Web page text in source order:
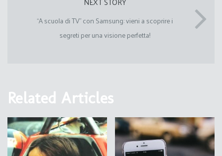
“A scuola di TV” con Samsung: vieni a scoprire i
segreti per una visione perfetta!
Related Articles